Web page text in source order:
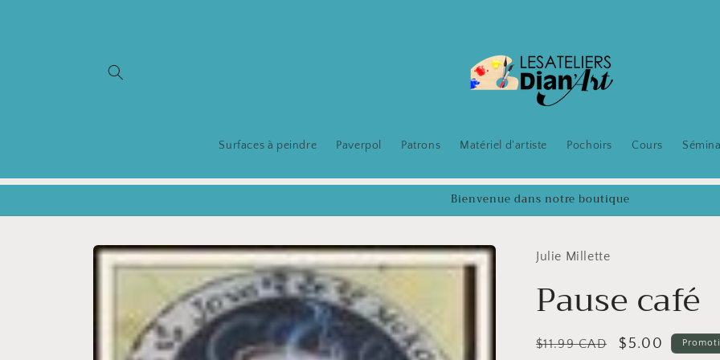
Surfaces à peindre Paverpol Patrons Matériel d'artiste Pochoirs Cours
Bienvenue dans notre boutique
Passer aux
informations
produits
Julie Millette
Pause café
Prix
$11.99 CAD
Prix
$5.00